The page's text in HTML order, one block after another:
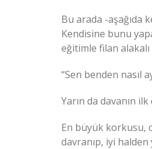
Bu arada -aşağıda
Kendisine bunu
eğitimle filan
“Sen benden nasıl
Yarın da davanın
En büyük korkusu,
davranıp, iyi halden